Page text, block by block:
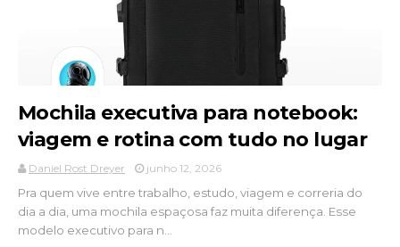
Mochila executiva para notebook:
viagem e rotina com tudo no lugar
Daniel Rost Dreyer junho 12, 2026
Pra quem vive entre trabalho, estudo, viagem e correria do
dia a dia, uma mochila espaçosa faz muita diferença. Esse
modelo executivo para n...